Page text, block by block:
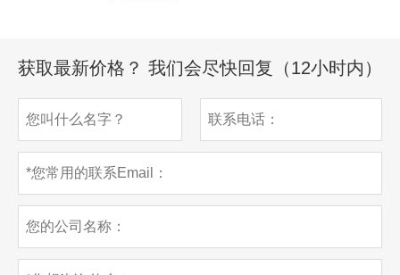
获取最新价格？ 我们会尽快回复（12小时内）